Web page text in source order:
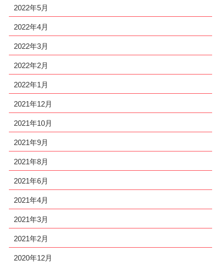
2022年5月
2022年4月
2022年3月
2022年2月
2022年1月
2021年12月
2021年10月
2021年9月
2021年8月
2021年6月
2021年4月
2021年3月
2021年2月
2020年12月